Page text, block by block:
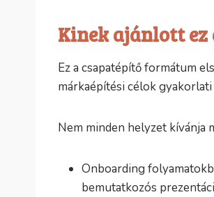
Kinek ajánlott
Ez a csapatépítő formátum
márkaépítési célok
Nem minden helyzet kívánja
Onboarding
bemutatkozós